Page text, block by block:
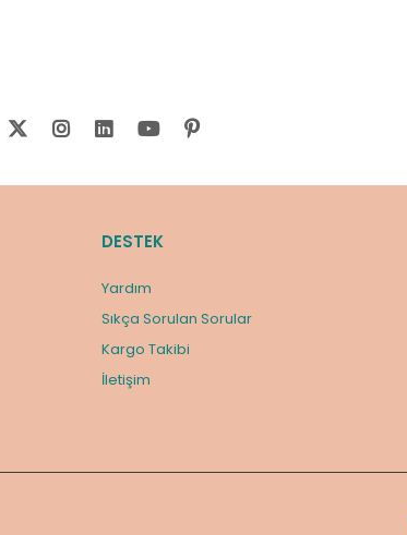
DESTEK
Yardım
Sıkça Sorulan Sorular
Kargo Takibi
İletişim